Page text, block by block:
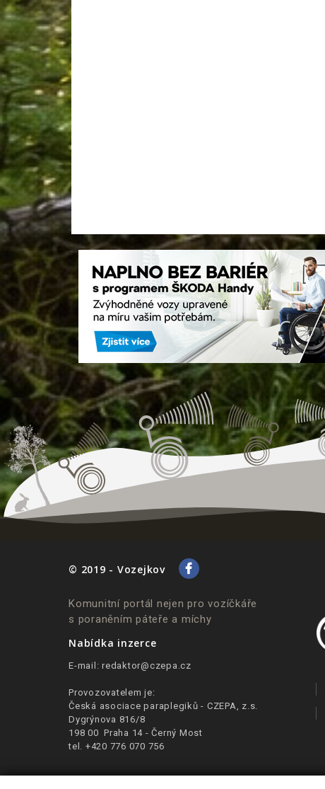
© 2019 - Vozejkov
Komunitní portál nejen pro vozíčkáře
s poraněním páteře a míchy
Nabídka inzerce
E-mail: redaktor@czepa.cz
Provozovatelem je:
Česká asociace paraplegiků - CZEPA, z.s.
Dygrýnova 816/8
198 00 Praha 14 - Černý Most
tel. +420 776 070 756